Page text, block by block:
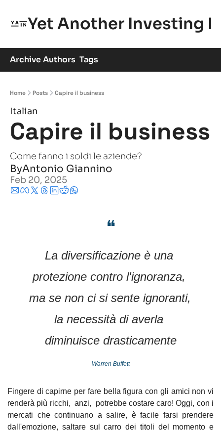
Yet Another Investing
ArchiveAuthors Tags
Home Posts Capire il business
Italian
Capire il business
Come fanno i soldi le aziende?
ByAntonio Giannino
Feb 20, 2025
❝
La diversificazione è una
protezione contro l'ignoranza,
ma se non ci si sente ignoranti,
la necessità di averla
diminuisce drasticamente
Warren Buffett
Fingere di capirne per fare bella figura con gli amici non vi
renderà più ricchi,  anzi,  potrebbe costare caro! Oggi, con i
mercati che continuano a salire, è facile farsi prendere
dall'emozione, saltare sul carro dei titoli del momento e